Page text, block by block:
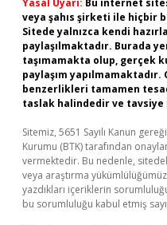
Yasal Uyarı: Bu internet
veya şahıs şirketi ile hiçbir
Sitede yalnızca kendi
paylaşılmaktadır. Burada
taşımamakta olup, gerçek
paylaşım
benzerlikleri tamamen
taslak halindedir ve tavsiye
Sitemiz, 5651 Sayılı Kanun
Kurumu (BTK) tarafından
vermektedir. Bu nedenle,
veya araştırma
yazdıkları içeriklerin
bu sorumluluğu kabul etmiş